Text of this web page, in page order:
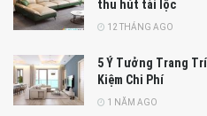
thu hút tài lộc
12 THÁNG AGO
5 Ý Tưởng Trang
Kiệm Chi Phí
1 NĂM AGO